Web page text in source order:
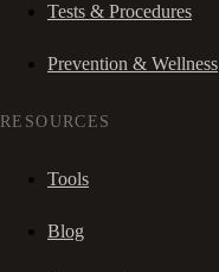
Tests & Procedures
Prevention & Wellness
RESOURCES
Tools
Blog